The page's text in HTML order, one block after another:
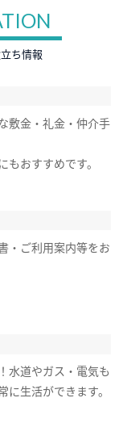
ち情報
敷金・礼金・仲介手
おすすめです。
・ご利用案内等をお
水道やガス・電気も
生活ができます。